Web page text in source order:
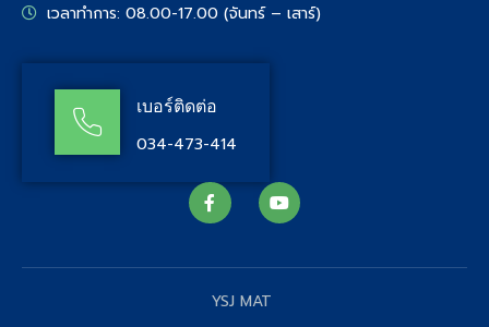
เวลาทำการ: 08.00-17.00 (จันทร์ – เสาร์)
เบอร์ติดต่อ
034-473-414
YSJ MAT